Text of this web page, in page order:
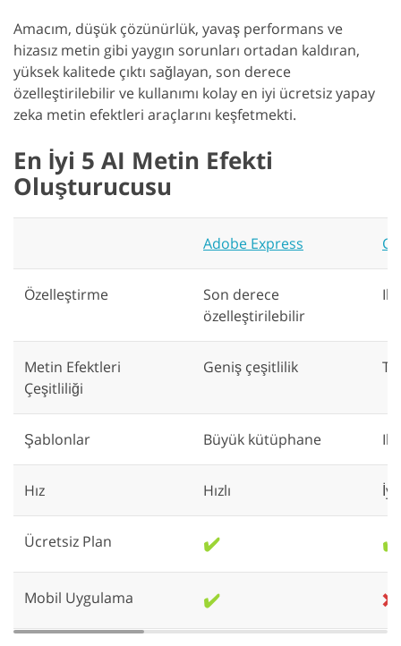
Amacım, düşük çözünürlük, yavaş performans ve
hizasız metin gibi yaygın sorunları ortadan kaldıran,
yüksek kalitede çıktı sağlayan, son derece
özelleştirilebilir ve kullanımı kolay en iyi ücretsiz yapay
zeka metin efektleri araçlarını keşfetmekti.
En İyi 5 AI Metin Efekti
Oluşturucusu
Adobe Express
Özelleştirme
Son derece
özelleştirilebilir
Metin Efektleri
Çeşitliliği
Geniş çeşitlilik
Şablonlar Büyük kütüphane
Hız Hızlı İyi
Ücretsiz Plan ✔️ ✔️
Mobil Uygulama ✔️ ❌